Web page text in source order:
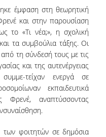
ΗΜΕΡΙΔΑ
ΦΟΙΤΗΤΩΝ
έμφαση στη θεωρητική
και στην παρουσίαση
το «Τι νέα;», η σχολική
τα συμβούλια τάξης. Οι
τη σύνδεσή τους με τις
και της αυτενέργειας
τείχαν ενεργά σε
εκπαιδευτικά
Φρενέ, αναπτύσσοντας
φοιτητών σε δημόσια